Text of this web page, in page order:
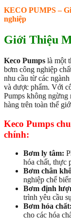
KECO PUMPS –
nghiệp
Giới Thiệu
Keco Pumps là một
bơm công nghiệp
nhu cầu từ các
và dược phẩm. Với
Pumps không ngừng
hàng trên toàn thế
Keco Pumps
chính:
Bơm ly tâm:
hóa chất, thực
Bơm chân
nghiệp chế
Bơm định
trình yêu cầu
Bơm hóa chất:
cho các hóa